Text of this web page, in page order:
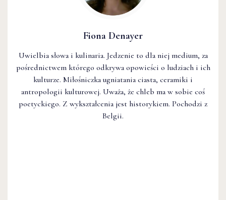
Fiona Denayer
Uwielbia słowa i kulinaria. Jedzenie to dla niej medium, za
pośrednictwem którego odkrywa opowieści o ludziach i ich
kulturze. Miłośniczka ugniatania ciasta, ceramiki i
antropologii kulturowej. Uważa, że chleb ma w sobie coś
poetyckiego. Z wykształcenia jest historykiem. Pochodzi z
Belgii.